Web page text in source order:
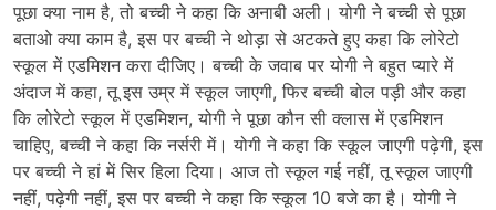
पूछा क्या नाम है, तो बच्ची ने कहा कि अनाबी अली। योगी ने बच्ची से पूछा
बताओ क्या काम है, इस पर बच्ची ने थोड़ा से अटकते हुए कहा कि लोरेटो
स्कूल में एडमिशन करा दीजिए। बच्ची के जवाब पर योगी ने बहुत प्यारे में
अंदाज में कहा, तू इस उम्र में स्कूल जाएगी, फिर बच्ची बोल पड़ी और कहा
कि लोरेटो स्कूल में एडमिशन, योगी ने पूछा कौन सी क्लास में एडमिशन
चाहिए, बच्ची ने कहा कि नर्सरी में। योगी ने कहा कि स्कूल जाएगी पढ़ेगी, इस
पर बच्ची ने हां में सिर हिला दिया। आज तो स्कूल गई नहीं, तू स्कूल जाएगी
नहीं, पढ़ेगी नहीं, इस पर बच्ची ने कहा कि स्कूल 10 बजे का है। योगी ने